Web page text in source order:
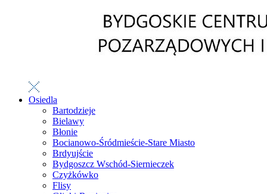
Osiedla
Bartodzieje
Bielawy
Błonie
Bocianowo-Śródmieście-Stare Miasto
Brdyujście
Bydgoszcz Wschód-Siernieczek
Czyżkówko
Flisy